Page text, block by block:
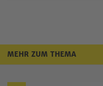
MEHR ZUM THEMA